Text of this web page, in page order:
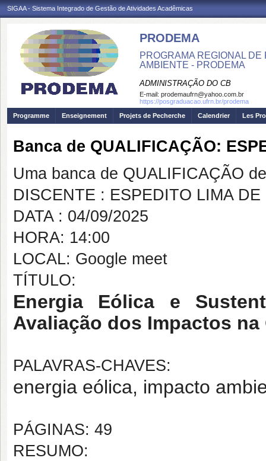
SIGAA - Sistema Integrado de Gestão de Atividades Acadêmicas
PRODEMA
PROGRAMA REGIONAL
AMBIENTE - PRODEMA
ADMINISTRAÇÃO DO CB
E-mail: prodemaufrn@yahoo.com.br
https://posgraduacao.ufrn.br/prodema
Programme
Enseignement Projets de Pecherche Calendrier Les
Banca de QUALIFICAÇÃO:
Uma banca de QUALIFICAÇÃO
DISCENTE : ESPEDITO LIMA
DATA : 04/09/2025
HORA: 14:00
LOCAL: Google meet
TÍTULO:
Energia Eólica e
Avaliação dos Impactos
PALAVRAS-CHAVES:
energia eólica, impacto
PÁGINAS: 49
RESUMO: